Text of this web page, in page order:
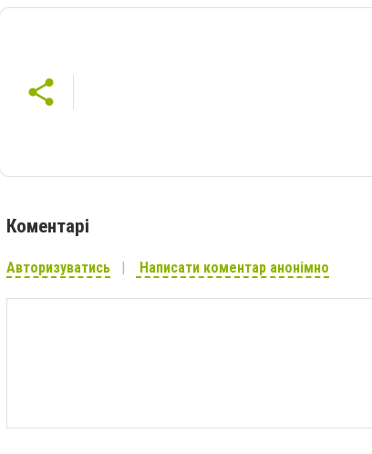
Коментарі
Авторизуватись Написати коментар анонімно